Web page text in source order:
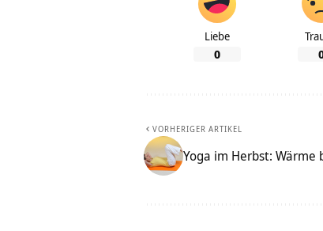
Liebe
0
VORHERIGER ARTIKEL
Yoga im Herbst: Wärme